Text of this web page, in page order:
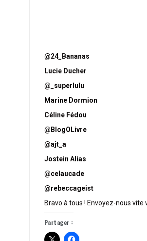
@24_Bananas
Lucie Ducher
@_superlulu
Marine Dormion
Céline Fédou
@BlogOLivre
@ajt_a
Jostein Alias
@celaucade
@rebeccageist
Bravo à tous ! Envoyez-nous
Partager :